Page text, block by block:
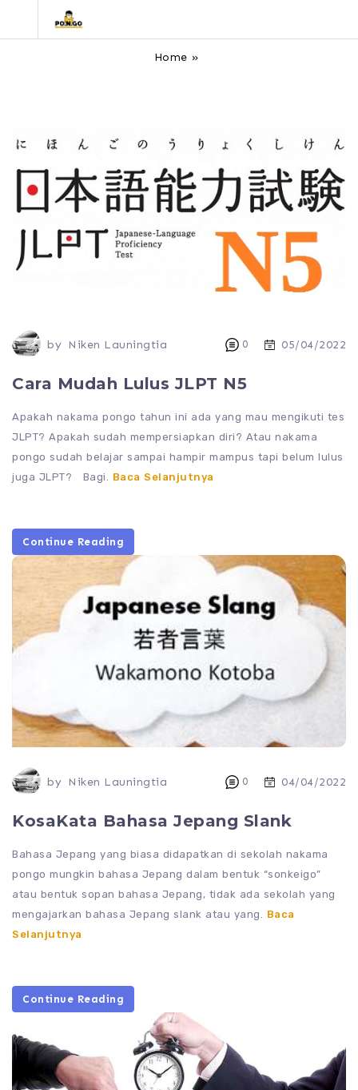
Home »
by Niken Launingtia 0 05/04/2022
Cara Mudah Lulus JLPT N5
Apakah nakama pongo tahun ini ada yang mau mengikuti tes
JLPT? Apakah sudah mempersiapkan diri? Atau nakama
pongo sudah belajar sampai hampir mampus tapi belum lulus
juga JLPT? Bagi. Baca Selanjutnya
Continue Reading
by Niken Launingtia 0 04/04/2022
KosaKata Bahasa Jepang Slank
Bahasa Jepang yang biasa didapatkan di sekolah nakama
pongo mungkin bahasa Jepang dalam bentuk “sonkeigo”
atau bentuk sopan bahasa Jepang, tidak ada sekolah yang
mengajarkan bahasa Jepang slank atau yang. Baca
Selanjutnya
Continue Reading